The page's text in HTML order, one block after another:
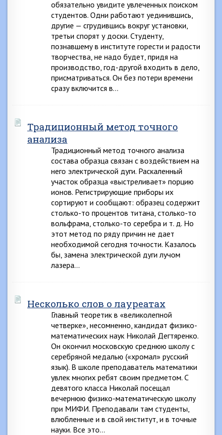
обязательно увидите увлеченных поиском
студентов. Одни работают уединившись,
другие — сгрудившись вокруг установки,
третьи спорят у доски. Студенту,
познавшему в институте горести и радости
творчества, не надо будет, придя на
производство, год-другой входить в дело,
присматриваться. Он без потери времени
сразу включится в…
Традиционный метод точного
анализа
Традиционный метод точного анализа
состава образца связан с воздействием на
него электрической дуги. Раскаленный
участок образца «выстреливает» порцию
ионов. Регистрирующие приборы их
сортируют и сообщают: образец содержит
столько-то процентов титана, столько-то
вольфрама, столько-то серебра и т. д. Но
этот метод по ряду причин не дает
необходимой сегодня точности. Казалось
бы, замена электрической дуги лучом
лазера…
Несколько слов о лауреатах
Главный теоретик в «великолепной
четверке», несомненно, кандидат физико-
математических наук Николай Дегтяренко.
Он окончил московскую среднюю школу с
серебряной медалью («хромал» русский
язык). В школе преподаватель математики
увлек многих ребят своим предметом. С
девятого класса Николай посещал
вечернюю физико-математическую школу
при МИФИ. Преподавали там студенты,
влюбленные и в свой институт, и в точные
науки. Все это…